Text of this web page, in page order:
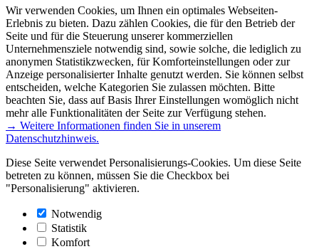
Wir verwenden Cookies, um Ihnen ein optimales Webseiten-
Erlebnis zu bieten. Dazu zählen Cookies, die für den Betrieb der
Seite und für die Steuerung unserer kommerziellen
Unternehmensziele notwendig sind, sowie solche, die lediglich zu
anonymen Statistikzwecken, für Komforteinstellungen oder zur
Anzeige personalisierter Inhalte genutzt werden. Sie können selbst
entscheiden, welche Kategorien Sie zulassen möchten. Bitte
beachten Sie, dass auf Basis Ihrer Einstellungen womöglich nicht
mehr alle Funktionalitäten der Seite zur Verfügung stehen.
→ Weitere Informationen finden Sie in unserem
Datenschutzhinweis.
Diese Seite verwendet Personalisierungs-Cookies. Um diese Seite
betreten zu können, müssen Sie die Checkbox bei
"Personalisierung" aktivieren.
Notwendig
Statistik
Komfort